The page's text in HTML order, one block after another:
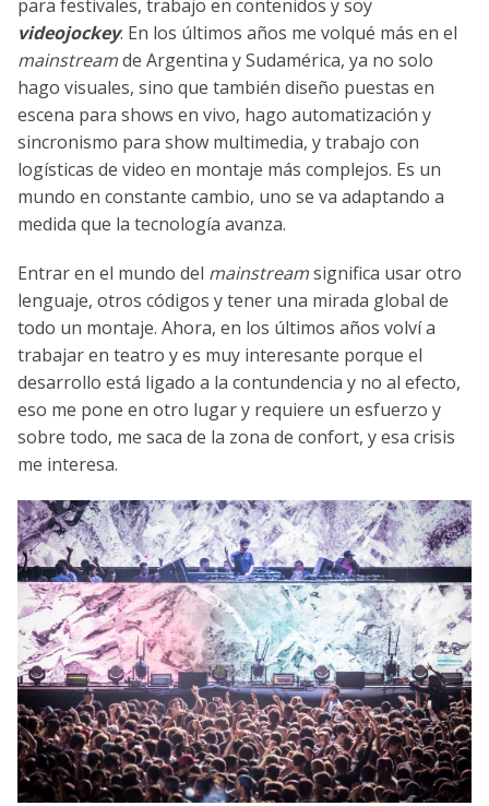
para festivales, trabajo en contenidos y soy
videojockey. En los últimos años me volqué más en el
mainstreamde Argentina y Sudamérica, ya no solo
hago visuales, sino que también diseño puestas en
escena para shows en vivo, hago automatización y
sincronismo para show multimedia, y trabajo con
logísticas de video en montaje más complejos. Es un
mundo en constante cambio, uno se va adaptando a
medida que la tecnología avanza.
Entrar en el mundo del mainstreamsignifica usar otro
lenguaje, otros códigos y tener una mirada global de
todo un montaje. Ahora, en los últimos años volví a
trabajar en teatro y es muy interesante porque el
desarrollo está ligado a la contundencia y no al efecto,
eso me pone en otro lugar y requiere un esfuerzo y
sobre todo, me saca de la zona de confort, y esa crisis
me interesa.